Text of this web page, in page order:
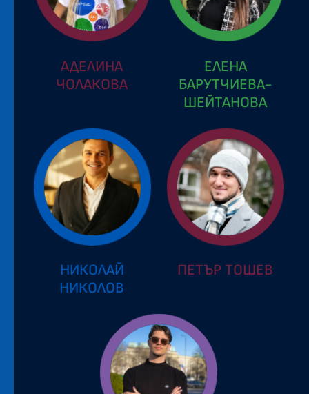
АДЕЛИНА
ЧОЛАКОВА
ЕЛЕНА
БАРУТЧИЕВА-
ШЕЙТАНОВА
НИКОЛАЙ
НИКОЛОВ
ПЕТЪР ТОШЕВ